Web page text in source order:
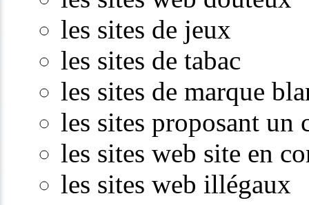
les sites de jeux
les sites de tabac
les sites de marque
les sites proposant un
les sites web site en
les sites web illégaux